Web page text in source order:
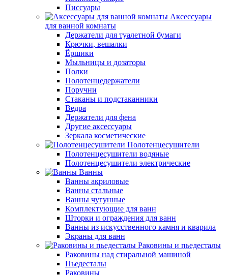
Писсуары
Аксессуары
для ванной комнаты
Держатели для туалетной бумаги
Крючки, вешалки
Ёршики
Мыльницы и дозаторы
Полки
Полотенцедержатели
Поручни
Стаканы и подстаканники
Ведра
Держатели для фена
Другие аксессуары
Зеркала косметические
Полотенцесушители
Полотенцесушители водяные
Полотенцесушители электрические
Ванны
Ванны акриловые
Ванны стальные
Ванны чугунные
Комплектующие для ванн
Шторки и ограждения для ванн
Ванны из искусственного камня и кварила
Экраны для ванн
Раковины и пьедесталы
Раковины над стиральной машиной
Пьедесталы
Раковины